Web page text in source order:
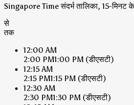
Singapore Time संदर्भ तालिका, 15-मिनट
से
तक
12:00 AM
2:00 PM1:00 PM (डीएसटी)
12:15 AM
2:15 PM1:15 PM (डीएसटी)
12:30 AM
2:30 PM1:30 PM (डीएसटी)